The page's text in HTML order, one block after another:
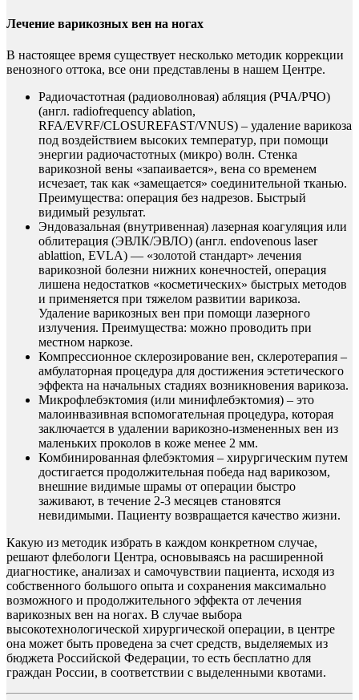
Лечение варикозных вен на ногах
В настоящее время существует несколько методик коррекции
венозного оттока, все они представлены в нашем Центре.
Радиочастотная (радиоволновая) абляция (РЧА/РЧО)
(англ. radiofrequency ablation,
RFA/EVRF/CLOSUREFAST/VNUS) – удаление варикоза
под воздействием высоких температур, при помощи
энергии радиочастотных (микро) волн. Стенка
варикозной вены «запаивается», вена со временем
исчезает, так как «замещается» соединительной тканью.
Преимущества: операция без надрезов. Быстрый
видимый результат.
Эндовазальная (внутривенная) лазерная коагуляция или
облитерация (ЭВЛК/ЭВЛО) (англ. endovenous laser
ablattion, EVLA) — «золотой стандарт» лечения
варикозной болезни нижних конечностей, операция
лишена недостатков «косметических» быстрых методов
и применяется при тяжелом развитии варикоза.
Удаление варикозных вен при помощи лазерного
излучения. Преимущества: можно проводить при
местном наркозе.
Компрессионное склерозирование вен, склеротерапия –
амбулаторная процедура для достижения эстетического
эффекта на начальных стадиях возникновения варикоза.
Микрофлебэктомия (или минифлебэктомия) – это
малоинвазивная вспомогательная процедура, которая
заключается в удалении варикозно-измененных вен из
маленьких проколов в коже менее 2 мм.
Комбинированная флебэктомия – хирургическим путем
достигается продолжительная победа над варикозом,
внешние видимые шрамы от операции быстро
заживают, в течение 2-3 месяцев становятся
невидимыми. Пациенту возвращается качество жизни.
Какую из методик избрать в каждом конкретном случае,
решают флебологи Центра, основываясь на расширенной
диагностике, анализах и самочувствии пациента, исходя из
собственного большого опыта и сохранения максимально
возможного и продолжительного эффекта от лечения
варикозных вен на ногах. В случае выбора
высокотехнологической хирургической операции, в центре
она может быть проведена за счет средств, выделяемых из
бюджета Российской Федерации, то есть бесплатно для
граждан России, в соответствии с выделенными квотами.